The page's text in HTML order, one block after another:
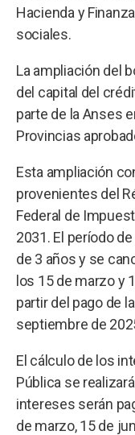
Hacienda y
sociales.
La ampliación del
del capital del
parte de la Anses
Provincias
Esta ampliación
provenientes del
Federal de
2031. El período
de 3 años y se
los 15 de marzo y
partir del pago de
septiembre de
El cálculo de los
Pública se
intereses serán
de marzo, 15 de